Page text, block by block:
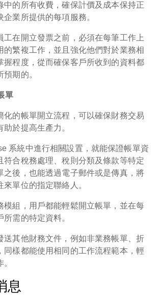
中的所有收費，確保計價及成本保持正
企業所提供的每項服務。
工在開立發票之前，必須在每筆工作上
的繁複工作，並且強化他們對於業務相
握程度，從而確保客戶所收到的資料都
預期的。
單
化的帳單開立流程，可以確保財務交易
於提高生產力。
系統中進行相關設置，就能保證帳單資
符合稅務處理、稅則分類及條款等特定
之後，也能透過電子郵件或是傳真，將
來單位的指定聯絡人。
模組，用戶都能輕鬆開立帳單，並在每
所需的特定資料。
送其他財務文件，例如非業務帳單、折
同樣都能使用相同的工作流程範本，輕
息